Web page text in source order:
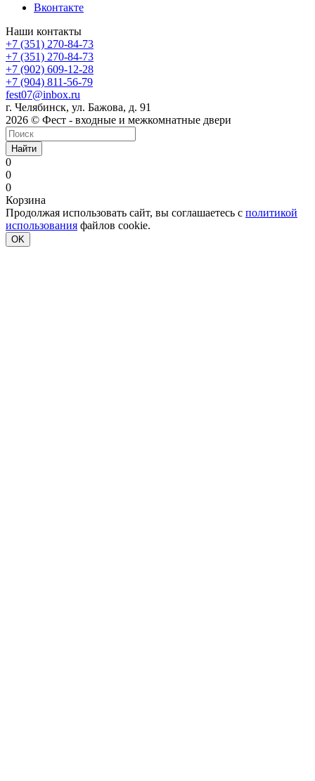
Вконтакте
Наши контакты
+7 (351) 270-84-73
+7 (351) 270-84-73
+7 (902) 609-12-28
+7 (904) 811-56-79
fest07@inbox.ru
г. Челябинск, ул. Бажова, д. 91
2026 © Фест - входные и межкомнатные двери
Найти
0
0
0
Корзина
Продолжая использовать сайт, вы соглашаетесь с политикой
использования файлов cookie.
OK